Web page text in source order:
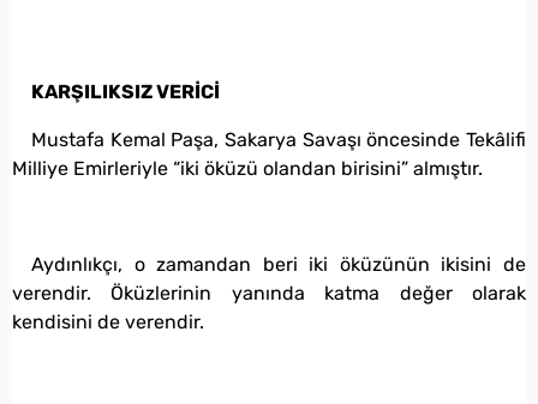
KARŞILIKSIZ VERİCİ
Mustafa Kemal Paşa, Sakarya Savaşı öncesinde Tekâlifi
Milliye Emirleriyle “iki öküzü olandan birisini” almıştır.
Aydınlıkçı, o zamandan beri iki öküzünün ikisini de
verendir. Öküzlerinin yanında katma değer olarak
kendisini de verendir.